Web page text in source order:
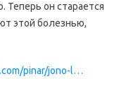
Теперь он старается
этой болезнью,
pinar/jono-l…